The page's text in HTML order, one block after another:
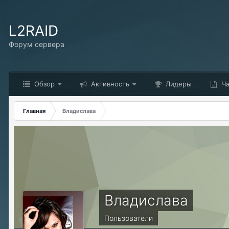
L2RAID
Форум сервера
Обзор Активность Лидеры
Главная Владислава
Владислава
Пользователи